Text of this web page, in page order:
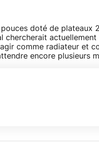
doté de plateaux
comme radiateur et
encore plusieurs